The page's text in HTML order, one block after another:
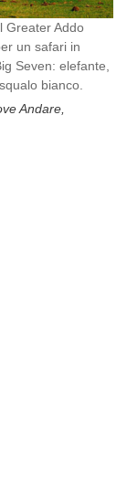
Greater Addo
un safari in
Seven: elefante,
bianco.
Andare,